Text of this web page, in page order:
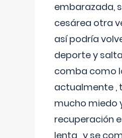
embarazada,
cesárea otra
así podría
deporte y
comba como
actualmente ,
mucho miedo
recuperación
lenta , y se